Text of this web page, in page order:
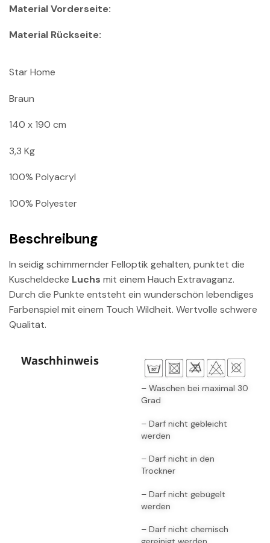
Material Vorderseite:
Material Rückseite:
Star Home
Braun
140 x 190 cm
3,3 Kg
100% Polyacryl
100% Polyester
Beschreibung
In seidig schimmernder Felloptik gehalten, punktet die
Kuscheldecke Luchs mit einem Hauch Extravaganz.
Durch die Punkte entsteht ein wunderschön lebendiges
Farbenspiel mit einem Touch Wildheit. Wertvolle schwere
Qualität.
Waschhinweis
– Waschen bei maximal 30
Grad
– Darf nicht gebleicht
werden
– Darf nicht in den
Trockner
– Darf nicht gebügelt
werden
– Darf nicht chemisch